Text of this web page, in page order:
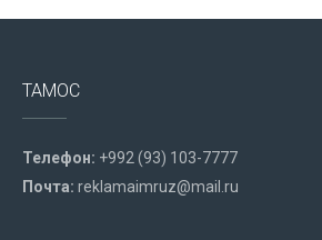
ТАМОС
Телефон: +992 (93) 103-7777
Почта: reklamaimruz@mail.ru